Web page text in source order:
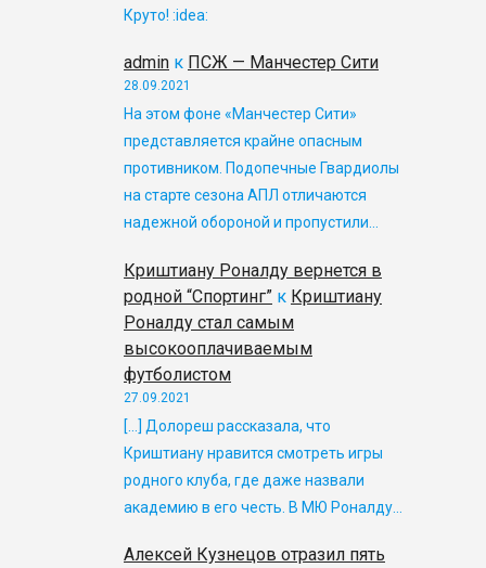
Круто! :idea:
admin к ПСЖ — Манчестер Сити
28.09.2021
На этом фоне «Манчестер Сити»
представляется крайне опасным
противником. Подопечные Гвардиолы
на старте сезона АПЛ отличаются
надежной обороной и пропустили…
Криштиану Роналду вернется в
родной “Спортинг” к Криштиану
Роналду стал самым
высокооплачиваемым
футболистом
27.09.2021
[…] Долореш рассказала, что
Криштиану нравится смотреть игры
родного клуба, где даже назвали
академию в его честь. В МЮ Роналду…
Алексей Кузнецов отразил пять